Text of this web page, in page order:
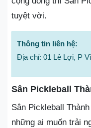
tuyệt vời.
Thông tin liên hệ:
Địa chỉ: 01 Lê Lợi, P
Sân Pickleball
Sân Pickleball
những ai muốn trải